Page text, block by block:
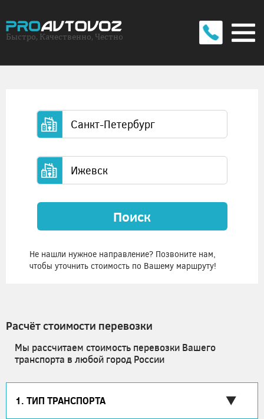
Быстро, Качественно, Честно
Поиск
Не нашли нужное направление? Позвоните нам,
чтобы уточнить стоимость по Вашему маршруту!
Расчёт стоимости перевозки
Мы рассчитаем стоимость перевозки Вашего
транспорта в любой город России
1. ТИП ТРАНСПОРТА